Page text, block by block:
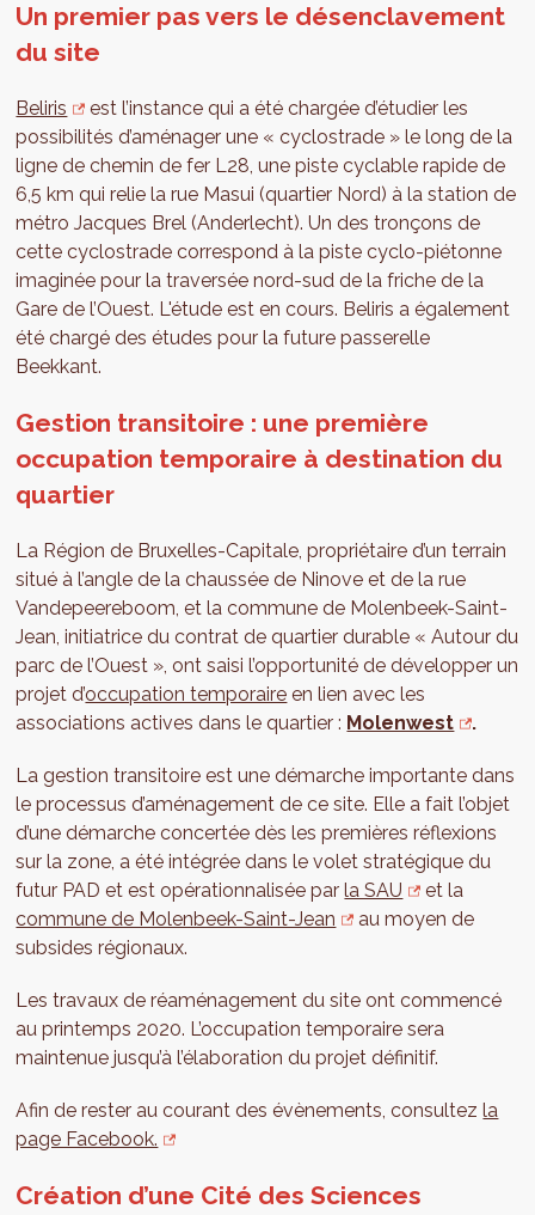
Un premier pas vers le désenclavement
du site
Beliris
est l’instance qui a été chargée d’étudier les
possibilités d’aménager une « cyclostrade » le long de la
ligne de chemin de fer L28, une piste cyclable rapide de
6,5 km qui relie la rue Masui (quartier Nord) à la station de
métro Jacques Brel (Anderlecht). Un des tronçons de
cette cyclostrade correspond à la piste cyclo-piétonne
imaginée pour la traversée nord-sud de la friche de la
Gare de l’Ouest. L'étude est en cours. Beliris a également
été chargé des études pour la future passerelle
Beekkant.
Gestion transitoire : une première
occupation temporaire à destination du
quartier
La Région de Bruxelles-Capitale, propriétaire d’un terrain
situé à l’angle de la chaussée de Ninove et de la rue
Vandepeereboom, et la commune de Molenbeek-Saint-
Jean, initiatrice du contrat de quartier durable « Autour du
parc de l’Ouest », ont saisi l’opportunité de développer un
projet d’occupation temporaire en lien avec les
associations actives dans le quartier : Molenwest .
La gestion transitoire est une démarche importante dans
le processus d’aménagement de ce site. Elle a fait l’objet
d’une démarche concertée dès les premières réflexions
sur la zone, a été intégrée dans le volet stratégique du
futur PAD et est opérationnalisée parla SAU
et la
commune de Molenbeek-Saint-Jean
au moyen de
subsides régionaux.
Les travaux de réaménagement du site ont commencé
au printemps 2020. L’occupation temporaire sera
maintenue jusqu’à l’élaboration du projet définitif.
Afin de rester au courant des évènements, consultezla
page Facebook.
Création d’une Cité des Sciences